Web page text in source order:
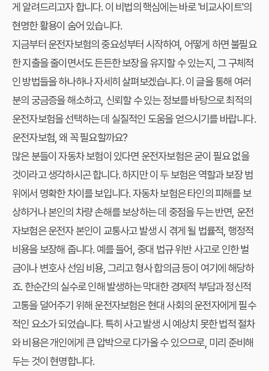
게 알려드리고자 합니다. 이 비법의 핵심에는 바로 '비교사이트'의
현명한 활용이 숨어 있습니다.
지금부터 운전자보험의 중요성부터 시작하여, 어떻게 하면 불필요
한 지출을 줄이면서도 든든한 보장을 유지할 수 있는지, 그 구체적
인 방법들을 하나하나 자세히 살펴보겠습니다. 이 글을 통해 여러
분의 궁금증을 해소하고, 신뢰할 수 있는 정보를 바탕으로 최적의
운전자보험을 선택하는 데 실질적인 도움을 얻으시기를 바랍니다.
운전자보험, 왜 꼭 필요할까요?
많은 분들이 자동차 보험이 있다면 운전자보험은 굳이 필요 없을
것이라고 생각하시곤 합니다. 하지만 이 두 보험은 역할과 보장 범
위에서 명확한 차이를 보입니다. 자동차 보험은 타인의 피해를 보
상하거나 본인의 차량 손해를 보상하는 데 중점을 두는 반면, 운전
자보험은 운전자 본인이 교통사고 발생 시 겪게 될 법률적, 행정적
비용을 보장해 줍니다. 예를 들어, 중대 법규 위반 사고로 인한 벌
금이나 변호사 선임 비용, 그리고 형사 합의금 등이 여기에 해당하
죠. 한순간의 실수로 인해 발생하는 막대한 경제적 부담과 정신적
고통을 덜어주기 위해 운전자보험은 현대 사회의 운전자에게 필수
적인 요소가 되었습니다. 특히 사고 발생 시 예상치 못한 법적 절차
와 비용은 개인에게 큰 압박으로 다가올 수 있으므로, 미리 준비해
두는 것이 현명합니다.